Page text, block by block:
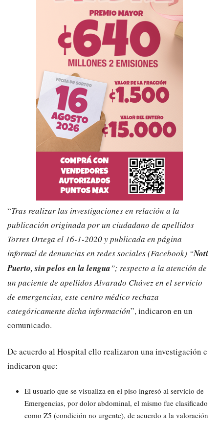
“Tras realizar las investigaciones en relación a la
publicación originada por un ciudadano de apellidos
Torres Ortega el 16-1-2020 y publicada en página
informal de denuncias en redes sociales (Facebook) “Noti
Puerto, sin pelos en la lengua”; respecto a la atención de
un paciente de apellidos Alvarado Chávez en el servicio
de emergencias, este centro médico rechaza
categóricamente dicha información”, indicaron en un
comunicado.
De acuerdo al Hospital ello realizaron una investigación e
indicaron que:
El usuario que se visualiza en el piso ingresó al servicio de
Emergencias, por dolor abdominal, el mismo fue clasificado
como Z5 (condición no urgente), de acuerdo a la valoración